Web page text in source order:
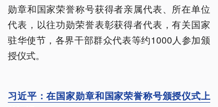
勋章和国家荣誉称号获得者亲属代表、所在单位
代表，以往功勋荣誉表彰获得者代表，有关国家
驻华使节，各界干部群众代表等约1000人参加颁
授仪式。
习近平：在国家勋章和国家荣誉称号颁授仪式上